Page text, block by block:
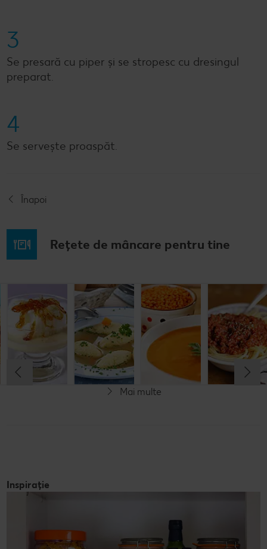
3
Se presară cu piper și se stropesc cu dresingul
preparat.
4
Se servește proaspăt.
Înapoi
Rețete de mâncare pentru tine
Musaca de
cartofi cu
cașcaval
Cel mult 60 minute
Rafinat
Lapte de
pasăre
Cel mult 60 minute
Rafinat
Supă
tradițională
cu găluşte
Supă cremă de
linte
Cel mult 60 minute
Simplu
Mai multe
Inspirație